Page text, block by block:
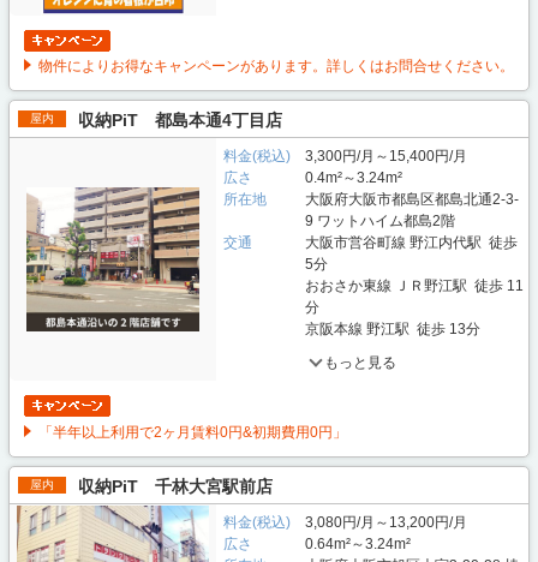
物件によりお得なキャンペーンがあります。詳しくはお問合せください。
屋内 収納PiT 都島本通4丁目店
料金(税込)
3,300円/月～15,400円/月
広さ
0.4m²～3.24m²
所在地
大阪府大阪市都島区都島北通2-3-
9 ワットハイム都島2階
交通
大阪市営谷町線 野江内代駅 徒歩
5分
おおさか東線 ＪＲ野江駅 徒歩 11
分
京阪本線 野江駅 徒歩 13分
もっと見る
「半年以上利用で2ヶ月賃料0円&初期費用0円」
屋内 収納PiT 千林大宮駅前店
料金(税込)
3,080円/月～13,200円/月
広さ
0.64m²～3.24m²